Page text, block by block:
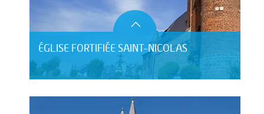
ÉGLISE FORTIFIÉE SAINT-NICOLAS